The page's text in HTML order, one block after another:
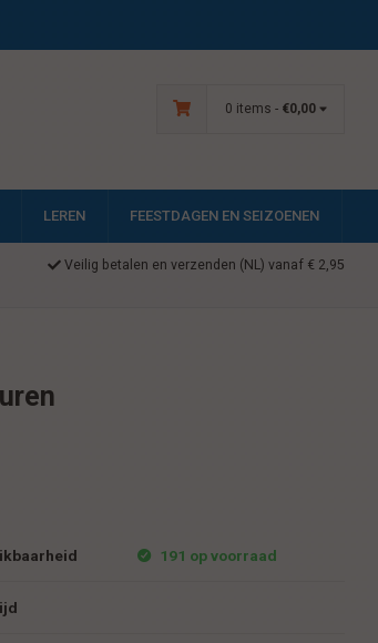
0 items - €0,00
LEREN FEESTDAGEN EN SEIZOENEN
Veilig betalen en verzenden (NL) vanaf € 2,95
191 op voorraad